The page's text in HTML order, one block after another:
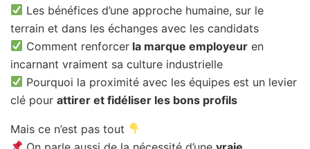
Les bénéfices d’une approche humaine, sur le
terrain et dans les échanges avec les candidats
Comment renforcer la marque employeur en
incarnant vraiment sa culture industrielle
Pourquoi la proximité avec les équipes est un levier
clé pour attirer et fidéliser les bons profils
Mais ce n’est pas tout